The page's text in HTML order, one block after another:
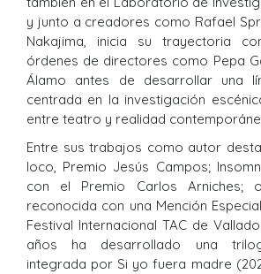
y junto a creadores como Rafael
Nakajima, inicia su trayectoria
órdenes de directores como Pepa
Álamo antes de desarrollar una
centrada en la investigación
entre teatro y realidad
Entre sus trabajos como autor
loco, Premio Jesús Campos;
con el Premio Carlos Arniches; o
reconocida con una Mención
Festival Internacional TAC de
años ha desarrollado una
integrada por Si yo fuera madre